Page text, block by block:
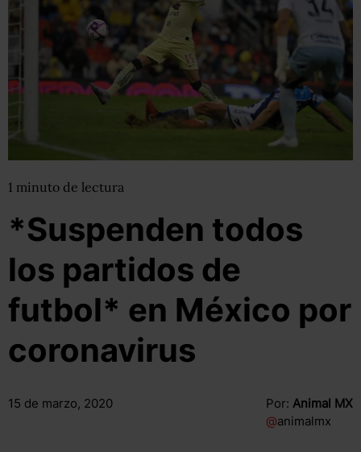
1 minuto de lectura
*Suspenden todos
los partidos de
futbol* en México por
coronavirus
15 de marzo, 2020 Por: Animal MX
@animalmx